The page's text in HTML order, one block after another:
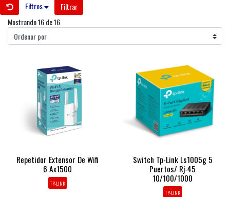
Filtros
Filtrar
Mostrando 16 de 16
Repetidor Extensor De Wifi
6 Ax1500
TP-LINK
Switch Tp-Link Ls1005g 5
Puertos/ Rj-45
10/100/1000
TP-LINK